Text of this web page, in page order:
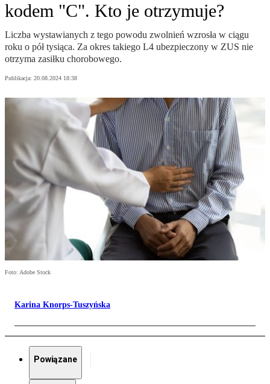
kodem "C". Kto je otrzymuje?
Liczba wystawianych z tego powodu zwolnień wzrosła w ciągu
roku o pół tysiąca. Za okres takiego L4 ubezpieczony w ZUS nie
otrzyma zasiłku chorobowego.
Publikacja: 20.08.2024 18:38
Foto: Adobe Stock
Karina Knorps-Tuszyńska
Powiązane